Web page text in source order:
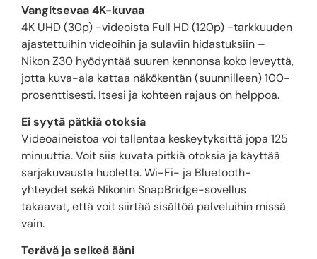
Vangitsevaa 4K-kuvaa
4K UHD (30p) -videoista Full HD (120p) -tarkkuuden
ajastettuihin videoihin ja sulaviin hidastuksiin –
Nikon Z30 hyödyntää suuren kennonsa koko leveyttä,
jotta kuva-ala kattaa näkökentän (suunnilleen) 100-
prosenttisesti. Itsesi ja kohteen rajaus on helppoa.
Ei syytä pätkiä otoksia
Videoaineistoa voi tallentaa keskeytyksittä jopa 125
minuuttia. Voit siis kuvata pitkiä otoksia ja käyttää
sarjakuvausta huoletta. Wi-Fi- ja Bluetooth-
yhteydet sekä Nikonin SnapBridge-sovellus
takaavat, että voit siirtää sisältöä palveluihin missä
vain.
Terävä ja selkeä ääni